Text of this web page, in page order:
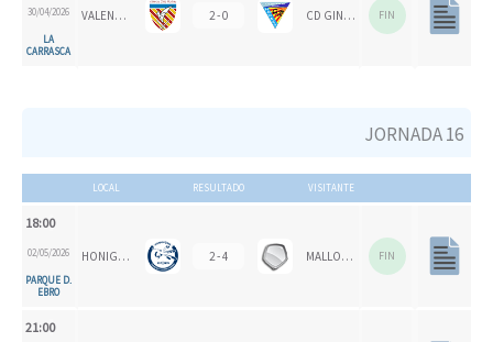
30/04/2026
LA
CARRASCA
VALENCIA CH 1924 2 - 0 CD GINER DE LOS RÍOS FIN
JORNADA 16
LOCAL RESULTADO VISITANTE
18:00
02/05/2026
PARQUE D.
EBRO
HONIGVÖGEL 2 - 4 MALLORCA CH FIN
21:00